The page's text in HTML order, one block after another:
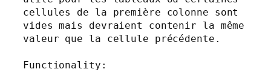
cellules de la première colonne sont
vides mais devraient contenir la même
valeur que la cellule précédente.
Functionality: